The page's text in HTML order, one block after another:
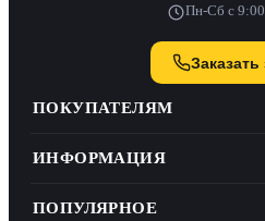
Пн-Сб с
Заказать
ПОКУПАТЕЛЯМ
ИНФОРМАЦИЯ
ПОПУЛЯРНОЕ